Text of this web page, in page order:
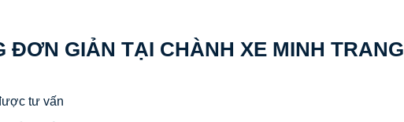
ĐƠN GIẢN TẠI CHÀNH XE MINH TRANG
tư vấn